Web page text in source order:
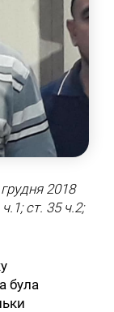
2018
ст. 35 ч.2;
була